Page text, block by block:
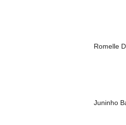
Romelle
Juninho